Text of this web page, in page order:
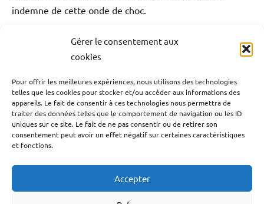
Gérer le consentement aux
cookies
Pour offrir les meilleures expériences, nous utilisons des technologies
telles que les cookies pour stocker et/ou accéder aux informations des
appareils. Le fait de consentir à ces technologies nous permettra de
traiter des données telles que le comportement de navigation ou les ID
uniques sur ce site. Le fait de ne pas consentir ou de retirer son
consentement peut avoir un effet négatif sur certaines caractéristiques
et fonctions.
Accepter
indemne de cette onde de choc.
affaire
Jordan
Rizzi,
antilles-
françaises,
antilles-
guyane,
ton
Antilles-Guyane Blog Guadeloupe
Navigation
de
l’article
Publication précédente
Cinq ans après le drame, quatre hommes
condamnés pour l’assassinat de Jovenel Moïse
Classement des pays qui ont le plus pratiqué
l’esclavage aux Amériques.